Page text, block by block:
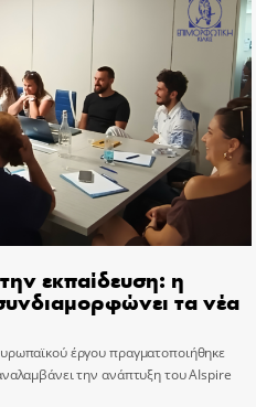
εκπαίδευση: η
τα νέα
έργου πραγματοποιήθηκε
την ανάπτυξη του AIspire